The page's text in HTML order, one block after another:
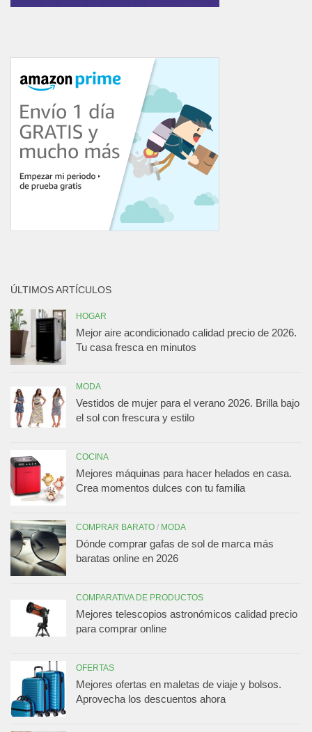
ÚLTIMOS ARTÍCULOS
HOGAR
Mejor aire acondicionado calidad precio de 2026.
Tu casa fresca en minutos
MODA
Vestidos de mujer para el verano 2026. Brilla bajo
el sol con frescura y estilo
COCINA
Mejores máquinas para hacer helados en casa.
Crea momentos dulces con tu familia
COMPRAR BARATO / MODA
Dónde comprar gafas de sol de marca más
baratas online en 2026
COMPARATIVA DE PRODUCTOS
Mejores telescopios astronómicos calidad precio
para comprar online
OFERTAS
Mejores ofertas en maletas de viaje y bolsos.
Aprovecha los descuentos ahora